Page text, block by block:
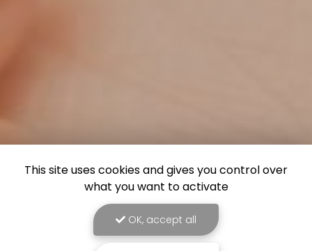
This site uses cookies and gives you control over
what you want to activate
OK, accept all